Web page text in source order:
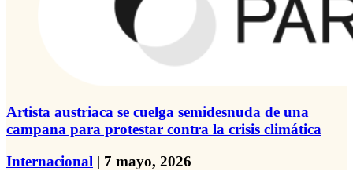
Artista austriaca se cuelga semidesnuda de una
campana para protestar contra la crisis climática
Internacional | 7 mayo, 2026